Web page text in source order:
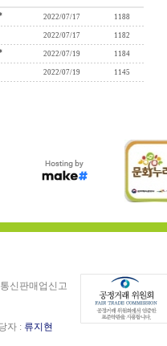
2022/07/17 1188
2022/07/17 1182
2022/07/19 1184
2022/07/19 1145
신판매업신고
자 : 류지현